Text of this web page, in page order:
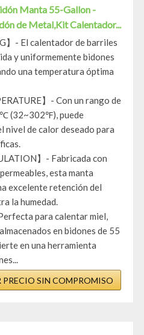
Manta 55-Gallon -
de Metal,Kit Calentador...
】- El calentador de barriles
y uniformemente bidones
una temperatura óptima
】- Con un rango de
(32~302℉), puede
nivel de calor deseado para
】- Fabricada con
esta manta
excelente retención del
la humedad.
para calentar miel,
en bidones de 55
en una herramienta
PRECIO SIN COMPROMISO